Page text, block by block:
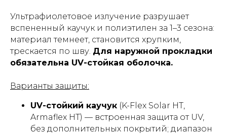
Ультрафиолетовое излучение разрушает
вспененный каучук и полиэтилен за 1–3 сезона:
материал темнеет, становится хрупким,
трескается по шву. Для наружной прокладки
обязательна UV-стойкая оболочка.
Варианты защиты:
UV-стойкий каучук (K-Flex Solar HT,
Armaflex HT) — встроенная защита от UV,
без дополнительных покрытий; диапазон